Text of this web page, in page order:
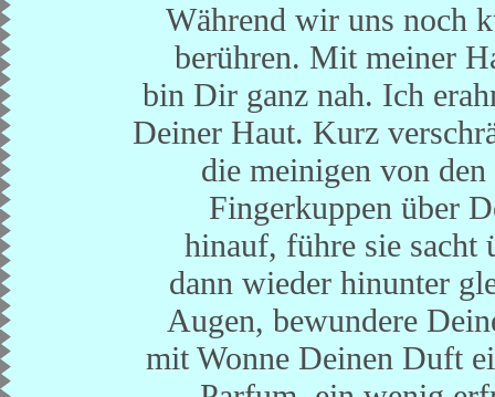
Während wir uns noch
berühren. Mit meiner
bin Dir ganz nah. Ich
Deiner Haut. Kurz
die meinigen von
Fingerkuppen über
hinauf, führe sie sacht
dann wieder hinunter
Augen, bewundere
mit Wonne Deinen Duft